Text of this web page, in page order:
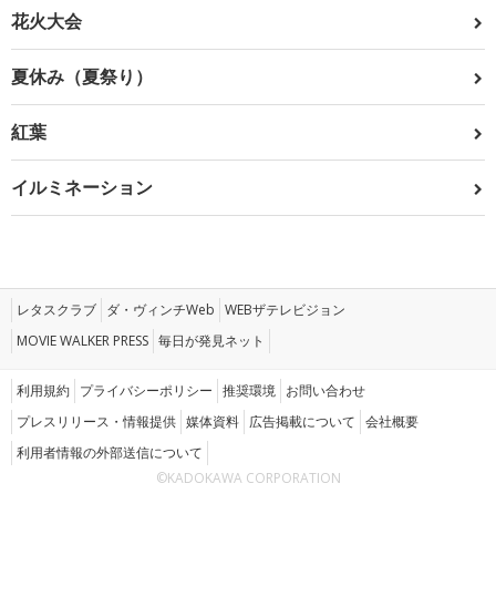
花火大会
夏休み（夏祭り）
紅葉
イルミネーション
レタスクラブ ダ・ヴィンチWeb WEBザテレビジョン
MOVIE WALKER PRESS 毎日が発見ネット
利用規約 プライバシーポリシー 推奨環境 お問い合わせ
プレスリリース・情報提供 媒体資料 広告掲載について 会社概要
利用者情報の外部送信について
©KADOKAWA CORPORATION